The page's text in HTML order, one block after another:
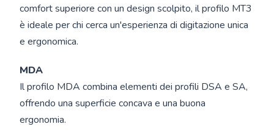
comfort superiore con un design scolpito, il profilo MT3
è ideale per chi cerca un'esperienza di digitazione unica
e ergonomica.
MDA
Il profilo MDA combina elementi dei profili DSA e SA,
offrendo una superficie concava e una buona
ergonomia.